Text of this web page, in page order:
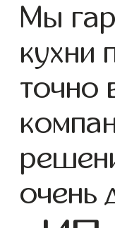
Мы
кухни
точно
очень